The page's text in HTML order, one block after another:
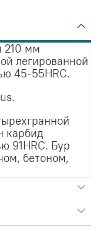
210 мм
легированной
45-55HRC.
карбид
91HRC. Бур
бетоном,